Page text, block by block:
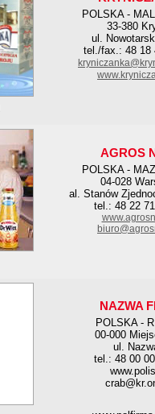
POLSKA -
33-380
ul.
tel./fax.: 48 18
AGROS
POLSKA -
04-028
al. Stanów
tel.: 48 22
NAZWA
POLSKA -
00-000
ul.
tel.: 48 00